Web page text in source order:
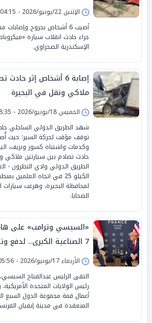
الإثنين 22/يونيو/2026 - 04:15 م
أصيب 6 أشخاص بجروح وإصابات
جراء حادث انقلاب سيارة
الإسكندرية الصحراوي.
إصابة 6 أشخاص إثر
ملاكي ونقل في البحيرة
الخميس 18/يونيو/2026 - 08:35 م
شهد الطريق الدولي الساحلي
وكدمات واشتباه كسور ونزيف،
حادث تصادم بين سيارتين ملاكي
الطريق الدولي وادي النطرون -
الكيلو 25 في اتجاه العلمين
لمحافظة البحيرة، وهرعت سيارات
الضحايا.
«السيسي وترامب» على
7 الصناعية الكبرى.. لدفع
الإستراتيجية بين البلدين
الأربعاء 17/يونيو/2026 - 05:56 م
التقى الرئيس عبدالفتاح السيسي،
رئيس الولايات المتحدة
أعمال قمة مجموعة الدول السبع
المنعقدة في مدينة إيفيان